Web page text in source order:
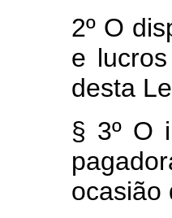
2º O
e
desta
§ 3º O
ocasião